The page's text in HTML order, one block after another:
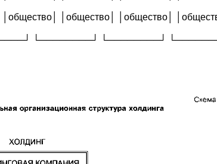
│общество│ │общество│
└────────┘ └────────┘